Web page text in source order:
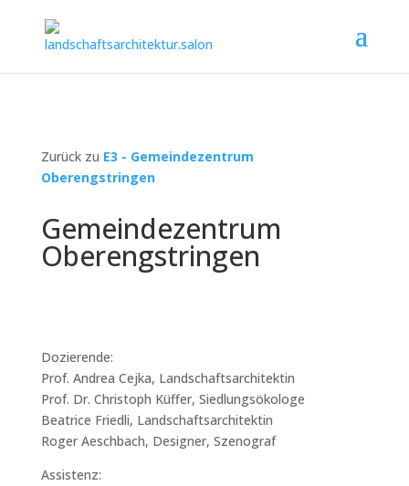
Zurück zu E3 - Gemeindezentrum
Oberengstringen
Gemeindezentrum
Oberengstringen
Dozierende:
Prof. Andrea Cejka, Landschaftsarchitektin
Prof. Dr. Christoph Küffer, Siedlungsökologe
Beatrice Friedli, Landschaftsarchitektin
Roger Aeschbach, Designer, Szenograf
Assistenz: